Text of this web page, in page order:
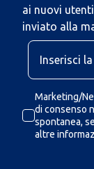
ai nuovi
inviato alla
Marketing/
di consenso
spontanea,
altre